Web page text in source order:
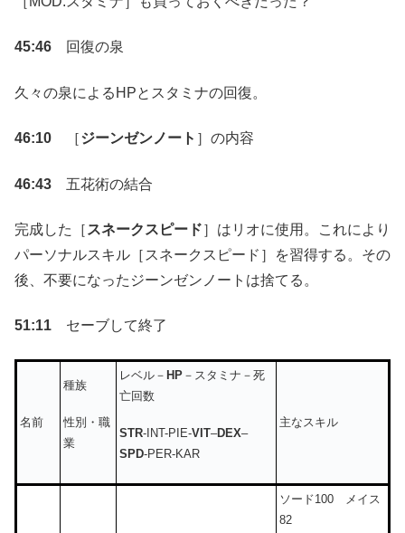
45:46 回復の泉
久々の泉によるHPとスタミナの回復。
46:10 ［ジーンゼンノート ］の内容
46:43 五花術の結合
完成した［ スネークスピード］はリオに使用。これにより
パーソナルスキル［スネークスピード］を習得する。その
後、不要になったジーンゼンノートは捨てる。
51:11 セーブして終了
名前
種族
性別・職
業
レベル－ HP －スタミナ－死
亡回数
STR-INT-PIE-VIT–DEX–
SPD-PER-KAR
主なスキル
ソード100 メイス
82